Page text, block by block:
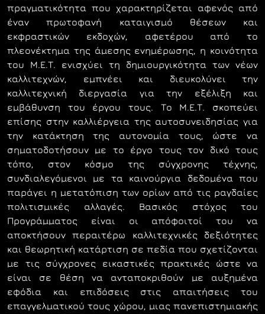
πραγµατικότητα που χαρακτηρίζεται αφενός από
έναν πρωτοφανή καταιγισµό θέσεων και
εκφραστικών εκδοχών, αφετέρου από το
πλεονέκτηµα της άµεσης ενηµέρωσης, η κοινότητα
του Μ.Ε.Τ. ενισχύει τη δηµιουργικότητα των νέων
καλλιτεχνών, εµπνέει και διευκολύνει την
καλλιτεχνική διεργασία για την εξέλιξη και
εµβάθυνση του έργου τους. Το Μ.Ε.Τ. σκοπεύει
επίσης στην καλλιέργεια της αυτοσυνειδησίας για
την κατάκτηση της αυτονοµία τους, ώστε να
σηµατοδοτήσουν µε το έργο τους τον δικό τους
τόπο, στον κόσμο της σύγχρονης τέχνης,
συνδιαλεγόµενοι µε τα καινούργια δεδοµένα που
παράγει η µετατόπιση των ορίων από τις ραγδαίες
πολιτισµικές αλλαγές. Βασικός στόχος του
Προγράµµατος είναι οι απόφοιτοί του να
αποκτήσουν περαιτέρω καλλιτεχνικές δεξιότητες
και θεωρητική κατάρτιση σε πεδία που σχετίζονται
µε τις σύγχρονες εικαστικές πρακτικές ώστε να
είναι σε θέση να ανταποκριθούν µε αυξηµένα
εφόδια και επιδόσεις στις απαιτήσεις του
επαγγελµατικού τους χώρου, µιας πανεπιστηµιακής